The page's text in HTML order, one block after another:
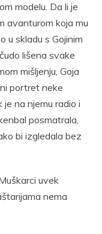
modelu. Da li je
avanturom koja mu
u skladu s Gojinim
lišena svake
mišljenju, Goja
portret neke
je na njemu radio i
posmatrala,
bi izgledala bez
uvek
nema